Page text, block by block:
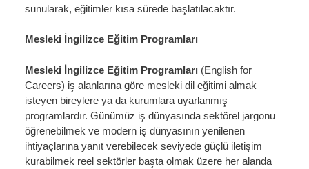
sunularak, eğitimler kısa sürede başlatılacaktır.
Mesleki İngilizce Eğitim Programları
Mesleki İngilizce Eğitim Programları (English for
Careers) iş alanlarına göre mesleki dil eğitimi almak
isteyen bireylere ya da kurumlara uyarlanmış
programlardır. Günümüz iş dünyasında sektörel jargonu
öğrenebilmek ve modern iş dünyasının yenilenen
ihtiyaçlarına yanıt verebilecek seviyede güçlü iletişim
kurabilmek reel sektörler başta olmak üzere her alanda